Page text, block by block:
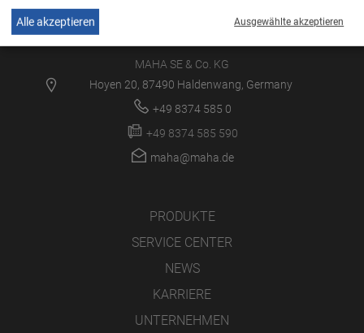
MAHA SE & Co. KG
Hoyen 20, 87490 Haldenwang, Germany
+49 8374 585 0
+49 8374 585 590
maha@maha.de
PRODUKTE
SERVICE CENTER
NEWS
KARRIERE
UNTERNEHMEN
Ausgewählte akzeptieren
Alle akzeptieren